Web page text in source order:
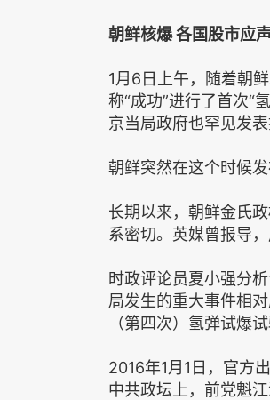
朝鲜核爆 各国股市应
1月6日上午，随着朝
称“成功”进行了首次“
京当局政府也罕见发表
朝鲜突然在这个时候发
长期以来，朝鲜金氏
系密切。英媒曾报导
时政评论员夏小强分
局发生的重大事件相
（第四次）氢弹试爆
2016年1月1日，官方
中共政坛上，前党魁江